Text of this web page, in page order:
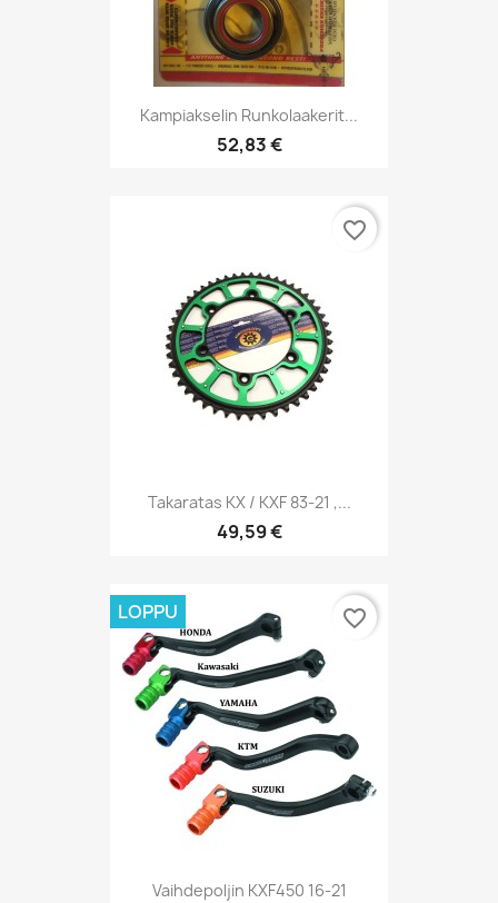
Kampiakselin Runkolaakerit...
52,83 €
Takaratas KX / KXF 83-21 ,...
49,59 €
favorite_border
Vaihdepoljin KXF450 16-21
LOPPU favorite_border